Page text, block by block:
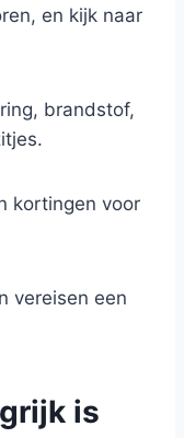
en kijk naar
brandstof,
kortingen voor
vereisen een
is